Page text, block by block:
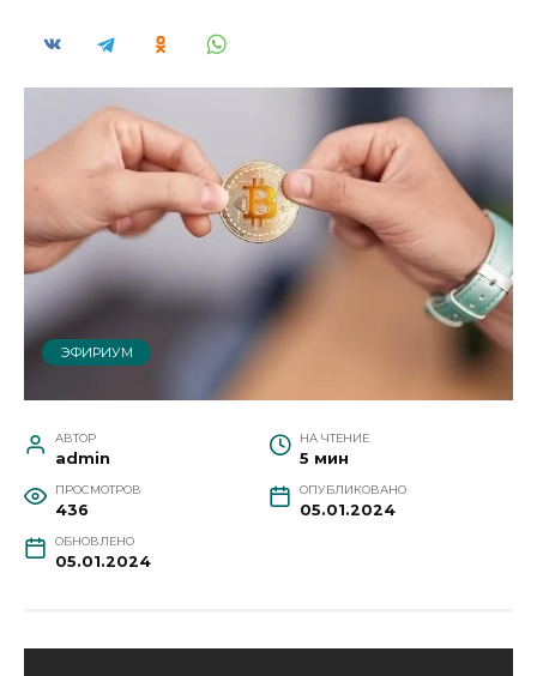
ЭФИРИУМ
АВТОР
admin
НА ЧТЕНИЕ
5 мин
ПРОСМОТРОВ
436
ОПУБЛИКОВАНО
05.01.2024
ОБНОВЛЕНО
05.01.2024